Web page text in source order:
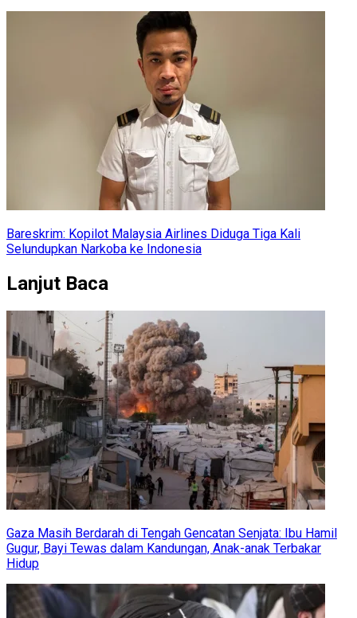
Bareskrim: Kopilot Malaysia Airlines Diduga Tiga Kali
Selundupkan Narkoba ke Indonesia
Lanjut Baca
Gaza Masih Berdarah di Tengah Gencatan Senjata: Ibu Hamil
Gugur, Bayi Tewas dalam Kandungan, Anak-anak Terbakar
Hidup